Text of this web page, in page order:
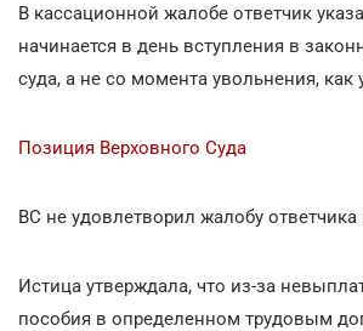
В кассационной жалобе ответчик
начинается в день вступления в
суда, а не со момента увольнения, как
Позиция Верховного Суда
ВС не удовлетворил жалобу ответчика
Истица утверждала, что из-за
пособия в определенном трудовым